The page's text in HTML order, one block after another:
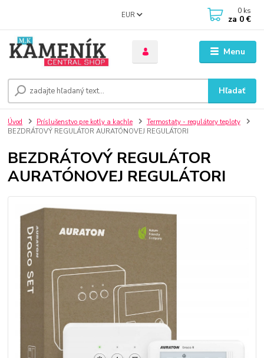
Menu
EUR
Hľadať
0 ks
za 0 €
Úvod Príslušenstvo pre kotly a kachle
Termostaty - regulátory teploty
BEZDRÁTOVÝ REGULÁTOR AURATÓNOVEJ REGULÁTORI
BEZDRÁTOVÝ REGULÁTOR
AURATÓNOVEJ REGULÁTORI